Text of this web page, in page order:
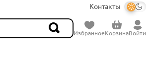
Контакты
ИзбранноеКорзинаВойти